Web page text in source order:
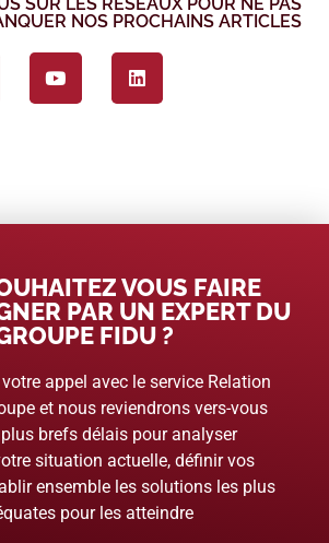
NOS PROCHAINS ARTICLES
VOUS FAIRE
PAR UN EXPERT DU
FIDU ?
appel avec le service Relation
et nous reviendrons vers-vous
brefs délais pour analyser
situation actuelle, définir vos
ensemble les solutions les plus
pour les atteindre